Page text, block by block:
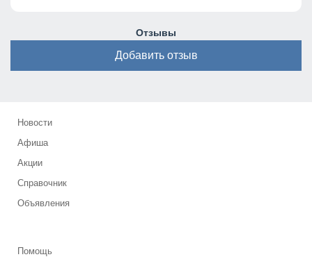
Отзывы
Добавить отзыв
Новости
Афиша
Акции
Справочник
Объявления
Помощь